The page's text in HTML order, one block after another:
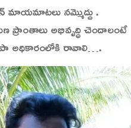
మాయమాటలు నమ్మొద్దు .
ప్రాంతాలు అభివృద్ధి చెందాలంటే
అధికారంలోకి రావాలి….